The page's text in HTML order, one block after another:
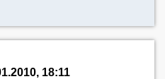
18:11